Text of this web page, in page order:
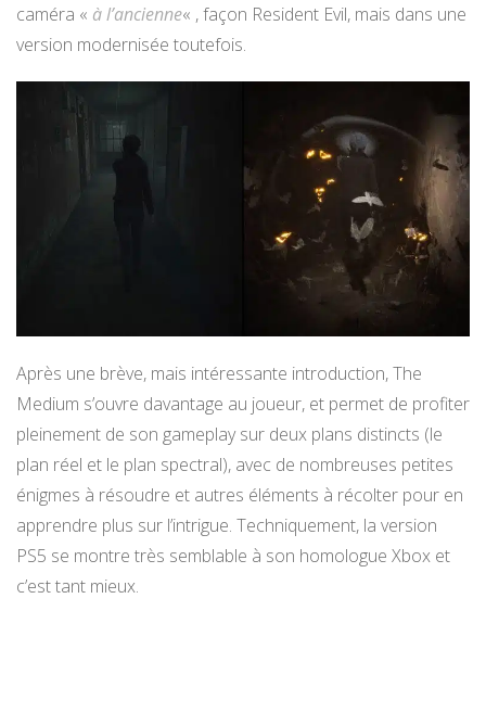
caméra « à l’ancienne« , façon Resident Evil, mais dans une
version modernisée toutefois.
Après une brève, mais intéressante introduction, The
Medium s’ouvre davantage au joueur, et permet de profiter
pleinement de son gameplay sur deux plans distincts (le
plan réel et le plan spectral), avec de nombreuses petites
énigmes à résoudre et autres éléments à récolter pour en
apprendre plus sur l’intrigue. Techniquement, la version
PS5 se montre très semblable à son homologue Xbox et
c’est tant mieux.